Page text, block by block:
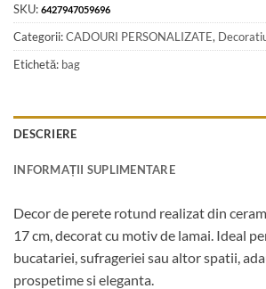
SKU: 6427947059696
Categorii:CADOURI PERSONALIZATE,
Etichetă: bag
DESCRIERE
INFORMAȚII SUPLIMENTARE
Decor de perete rotund realizat din
17 cm, decorat cu motiv de lamai. Ideal
bucatariei, sufrageriei sau altor spatii,
prospetime si eleganta.